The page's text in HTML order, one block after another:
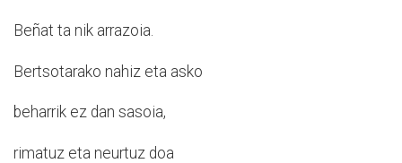
Beñat ta nik arrazoia.
Bertsotarako nahiz eta asko
beharrik ez dan sasoia,
rimatuz eta neurtuz doa